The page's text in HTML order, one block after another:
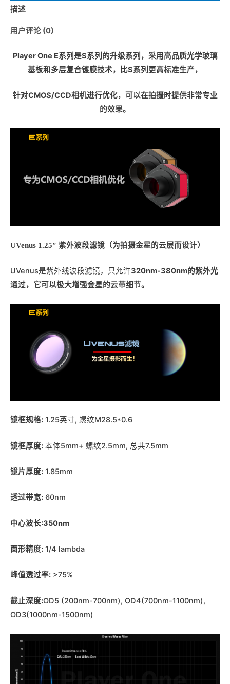
描述
用户评论 (0)
Player One E系列是S系列的升级系列，采用高品质光学玻璃
基板和多层复合镀膜技术，比S系列更高标准生产，
针对CMOS/CCD相机进行优化，可以在拍摄时提供非常专业
的效果。
UVenus 1.25″ 紫外波段滤镜（为拍摄金星的云层而设计）
UVenus是紫外线波段滤镜，只允许320nm-380nm的紫外光
通过，它可以极大增强金星的云带细节。
镜框规格: 1.25英寸, 螺纹M28.5*0.6
镜框厚度: 本体5mm+ 螺纹2.5mm, 总共7.5mm
镜片厚度: 1.85mm
透过带宽: 60nm
中心波长:350nm
面形精度: 1/4 lambda
峰值透过率: >75%
截止深度:OD5 (200nm-700nm), OD4(700nm-1100nm),
OD3(1000nm-1500nm)